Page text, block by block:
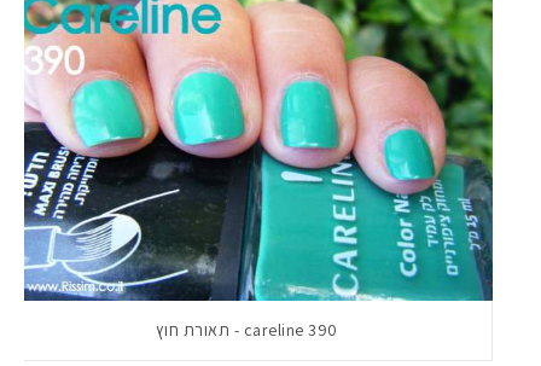
careline 390 - תאורת חוץ